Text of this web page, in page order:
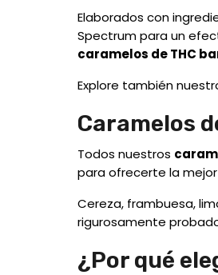
Elaborados con
Spectrum para un
caramelos de THC
Explore también
Caramelos
Todos nuestros
para ofrecerte la
Cereza, frambuesa,
rigurosamente
¿Por qué